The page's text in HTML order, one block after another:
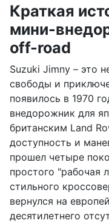
Краткая
мини-
off-road
Suzuki Jimny – это
свободы и
появилось в 1970
внедорожник для
британским Land
доступность и
прошел четыре
простого "рабочая
стильного
вернулся на
десятилетнего